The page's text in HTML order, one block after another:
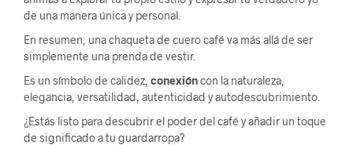
de una manera única y personal.
En resumen, una chaqueta de cuero café va más allá de ser
simplemente una prenda de vestir.
Es un símbolo de calidez, conexióncon la naturaleza,
elegancia, versatilidad, autenticidad y autodescubrimiento.
¿Estás listo para descubrir el poder del café y añadir un toque
de significado a tu guardarropa?